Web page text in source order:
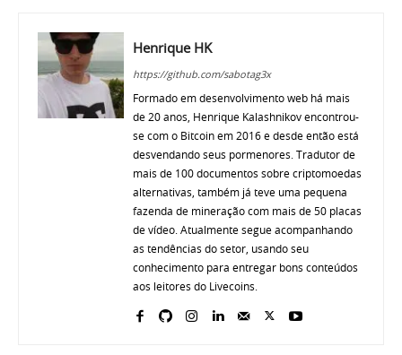
Henrique HK
https://github.com/sabotag3x
Formado em desenvolvimento web há mais
de 20 anos, Henrique Kalashnikov encontrou-
se com o Bitcoin em 2016 e desde então está
desvendando seus pormenores. Tradutor de
mais de 100 documentos sobre criptomoedas
alternativas, também já teve uma pequena
fazenda de mineração com mais de 50 placas
de vídeo. Atualmente segue acompanhando
as tendências do setor, usando seu
conhecimento para entregar bons conteúdos
aos leitores do Livecoins.